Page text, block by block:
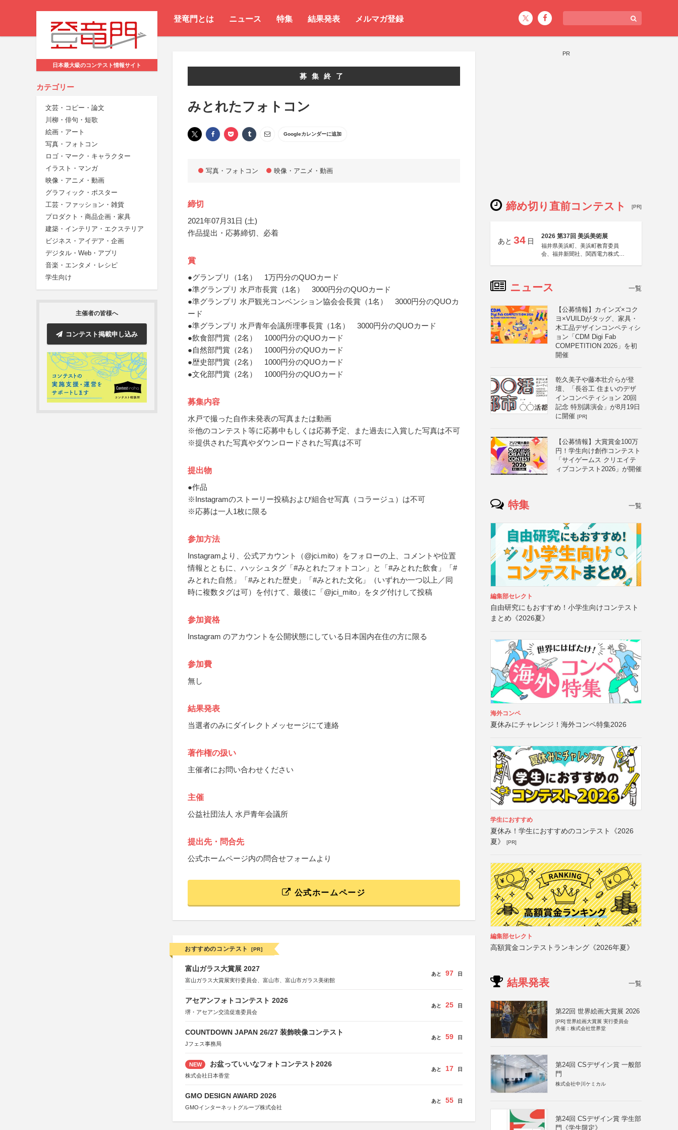
登竜門とは ニュース 特集 結果発表 メルマガ登録
日本最大級のコンテスト情報サイト
カテゴリー
文芸・コピー・論文
川柳・俳句・短歌
絵画・アート
写真・フォトコン
ロゴ・マーク・キャラクター
イラスト・マンガ
映像・アニメ・動画
グラフィック・ポスター
工芸・ファッション・雑貨
プロダクト・商品企画・家具
建築・インテリア・エクステリア
ビジネス・アイデア・企画
デジタル・Web・アプリ
音楽・エンタメ・レシピ
学生向け
主催者の皆様へ
コンテスト掲載申し込み
募集終了
みとれたフォトコン
Googleカレンダーに追加
写真・フォトコン 映像・アニメ・動画
締切
2021年07月31日 (土)
作品提出・応募締切、必着
賞
●グランプリ（1名） 1万円分のQUOカード
●準グランプリ 水戸市長賞（1名） 3000円分のQUOカード
●準グランプリ 水戸観光コンベンション協会会長賞（1名） 3000円分のQUOカ
ード
●準グランプリ 水戸青年会議所理事長賞（1名） 3000円分のQUOカード
●飲食部門賞（2名） 1000円分のQUOカード
●自然部門賞（2名） 1000円分のQUOカード
●歴史部門賞（2名） 1000円分のQUOカード
●文化部門賞（2名） 1000円分のQUOカード
募集内容
水戸で撮った自作未発表の写真または動画
※他のコンテスト等に応募中もしくは応募予定、また過去に入賞した写真は不可
※提供された写真やダウンロードされた写真は不可
提出物
●作品
※Instagramのストーリー投稿および組合せ写真（コラージュ）は不可
※応募は一人1枚に限る
参加方法
Instagramより、公式アカウント（@jci.mito）をフォローの上、コメントや位置
情報とともに、ハッシュタグ「#みとれたフォトコン」と「#みとれた飲食」「#
みとれた自然」「#みとれた歴史」「#みとれた文化」（いずれか一つ以上／同
時に複数タグは可）を付けて、最後に「@jci_mito」をタグ付けして投稿
参加資格
Instagram のアカウントを公開状態にしている日本国内在住の方に限る
参加費
無し
結果発表
当選者のみにダイレクトメッセージにて連絡
著作権の扱い
主催者にお問い合わせください
主催
公益社団法人 水戸青年会議所
提出先・問合先
公式ホームページ内の問合せフォームより
公式ホームページ
おすすめのコンテスト [PR]
富山ガラス大賞展 2027
富山ガラス大賞展実行委員会、富山市、富山市ガラス美術館
あと 97 日
アセアンフォトコンテスト 2026
堺・アセアン交流促進委員会
あと 25 日
COUNTDOWN JAPAN 26/27 装飾映像コンテスト
Jフェス事務局
あと 59 日
NEW お盆っていいなフォトコンテスト2026
株式会社日本香堂
あと 17 日
GMO DESIGN AWARD 2026
GMOインターネットグループ株式会社
あと 55 日
PR
締め切り直前コンテスト [PR]
あと 34 日
2026 第37回 美浜美術展
福井県美浜町、美浜町教育委員
会、福井新聞社、関西電力株式会
ニュース 一覧
【公募情報】カインズ×コク
ヨ×VUILDがタッグ、家具・
木工品デザインコンペティシ
ョン「CDM Digi Fab
COMPETITION 2026」を初
開催
乾久美子や藤本壮介らが登
壇、「長谷工 住まいのデザ
インコンペティション 20回
記念 特別講演会」が8月19日
に開催 [PR]
【公募情報】大賞賞金100万
円！学生向け創作コンテスト
「サイゲームス クリエイテ
ィブコンテスト2026」が開催
特集 一覧
編集部セレクト
自由研究にもおすすめ！小学生向けコンテスト
まとめ《2026夏》
海外コンペ
夏休みにチャレンジ！海外コンペ特集2026
学生におすすめ
夏休み！学生におすすめのコンテスト《2026
夏》
[PR]
編集部セレクト
高額賞金コンテストランキング《2026年夏》
結果発表 一覧
第22回 世界絵画大賞展 2026
[PR] 世界絵画大賞展 実行委員会
共催：株式会社世界堂
第24回 CSデザイン賞 一般部
門
株式会社中川ケミカル
第24回 CSデザイン賞 学生部
門《学生限定》